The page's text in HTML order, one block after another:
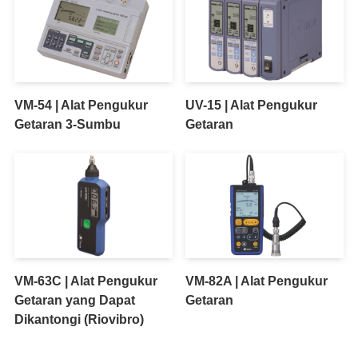
VM-54 | Alat Pengukur
Getaran 3-Sumbu
UV-15 | Alat Pengukur
Getaran
VM-63C | Alat Pengukur
Getaran yang Dapat
Dikantongi (Riovibro)
VM-82A | Alat Pengukur
Getaran